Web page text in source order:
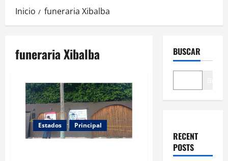
Inicio funeraria Xibalba
funeraria Xibalba
Estados Principal
BUSCAR
RECENT
POSTS